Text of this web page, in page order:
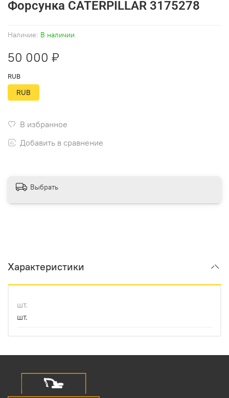
Наличие: В наличии
Форсунка CATERPILLAR 3175278
50 000 ₽
В избранное
Добавить в сравнение
RUB
RUB
Выбрать
Характеристики
шт.
шт.